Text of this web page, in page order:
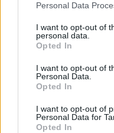
negar su
de su consentimiento,
rechazar tal
cualquier momento
visitando nuestra política
Personal Data
I want to opt-out of
personal data.
Opted In
I want to opt-out of
Personal Data.
Opted In
I want to opt-out of
Personal Data for
Opted In